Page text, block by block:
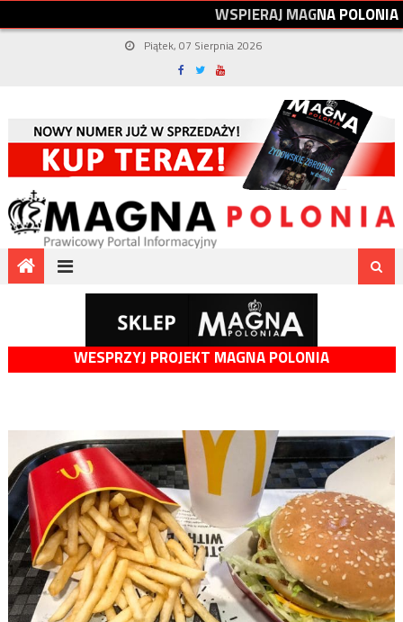
WSPIERAJMAGNAPOLONIA
Piątek, 07 Sierpnia 2026
WESPRZYJ PROJEKT MAGNA POLONIA